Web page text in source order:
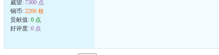
威望: 7300 点
铜币: 2206 枚
贡献值: 0 点
好评度: 0 点